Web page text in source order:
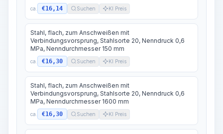
ca. €16,14 Suchen KI Preis
Stahl, flach, zum Anschweißen mit
Verbindungsvorsprung, Stahlsorte 20, Nenndruck 0,6
MPa, Nenndurchmesser 150 mm
ca. €16,30 Suchen KI Preis
Stahl, flach, zum Anschweißen mit
Verbindungsvorsprung, Stahlsorte 20, Nenndruck 0,6
MPa, Nenndurchmesser 1600 mm
ca. €16,30 Suchen KI Preis